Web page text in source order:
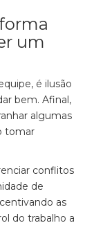
um
é ilusão
bem. Afinal,
algumas
tomar
conflitos
de
as
do trabalho a